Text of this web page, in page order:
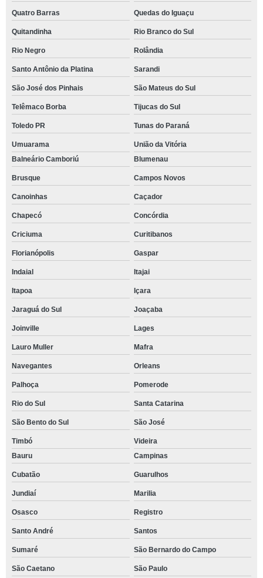
Quatro Barras Quedas do Iguaçu
Quitandinha Rio Branco do Sul
Rio Negro Rolândia
Santo Antônio da Platina Sarandi
São José dos Pinhais São Mateus do Sul
Telêmaco Borba Tijucas do Sul
Toledo PR Tunas do Paraná
Umuarama
União da Vitória
Balneário Camboriú
Blumenau
Brusque Campos Novos
Canoinhas Caçador
Chapecó Concórdia
Criciuma Curitibanos
Florianópolis Gaspar
Indaial Itajai
Itapoa Içara
Jaraguá do Sul Joaçaba
Joinville Lages
Lauro Muller Mafra
Navegantes Orleans
Palhoça Pomerode
Rio do Sul Santa Catarina
São Bento do Sul São José
Timbó
Videira
Bauru
Campinas
Cubatão Guarulhos
Jundiaí Marilia
Osasco Registro
Santo André Santos
Sumaré São Bernardo do Campo
São Caetano
São Paulo